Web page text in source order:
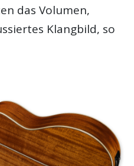
das Volumen,
Klangbild, so